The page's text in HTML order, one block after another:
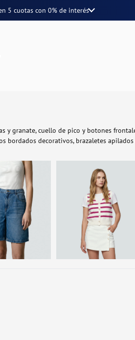
5 cuotascon 0% de interés
granate, cuello de pico y botones
decorativos, brazaletes